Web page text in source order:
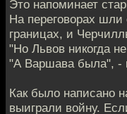
Это напоминает
На переговорах
границах, и
"Но Львов никогда
"А Варшава была", -
Как было написано
выиграли войну.